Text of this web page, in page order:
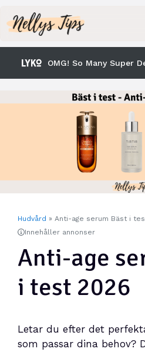
till
innehåll
OMG! So Many Super
Hudvård » Anti-age serum Bäst i
Innehåller annonser
Anti-age
i test 2026
Letar du efter det
som passar dina behov?